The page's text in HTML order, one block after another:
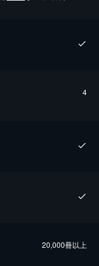
4
20,000冊以上